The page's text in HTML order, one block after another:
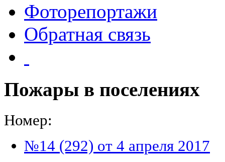
Фоторепортажи
Обратная связь
Пожары в поселениях
Номер:
№14 (292) от 4 апреля 2017